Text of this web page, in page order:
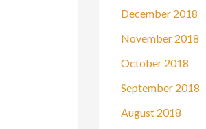
December 2018
November 2018
October 2018
September 2018
August 2018